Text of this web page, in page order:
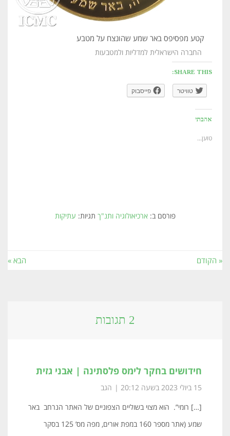
קטע מפסיפס באר שמע שהונצח על מטבע
החברה הישראלית למדליות ולמטבעות
SHARE THIS:
טוויטר פייסבוק
אהבתי
טוען...
פורסם ב: ארכיאולוגיה ותנ"ך תגיות: עתיקות
« הקודם הבא »
2 תגובות
חידושים בחקר לימס פלסתינה | אבני גזית
15 ביולי 2023 בשעה 20:12 הגב
[…] רומי”. הוא מצוי בשוליים הצפוניים של האתר הנרחב באר
שמע (אתר מספר 160 במפת אורים, מפה מס’ 125 בסקר